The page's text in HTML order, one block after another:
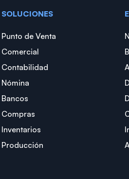
SOLUCIONES
Punto de Venta
Comercial
Contabilidad
Nómina
Bancos
Compras
Inventarios
Producción